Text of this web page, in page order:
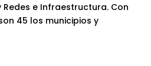
e Infraestructura. Con
45 los municipios y